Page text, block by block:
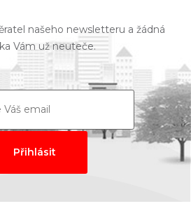
našeho newsletteru a žádná
Vám už neuteče.